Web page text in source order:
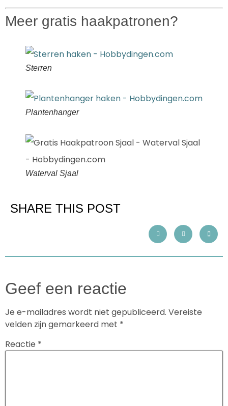
Meer gratis haakpatronen?
Sterren
Plantenhanger
Waterval Sjaal
SHARE THIS POST
Geef een reactie
Je e-mailadres wordt niet gepubliceerd. Vereiste
velden zijn gemarkeerd met *
Reactie *